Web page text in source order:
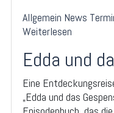
Allgemein News
Weiterlesen
Edda und
Eine
„Edda und das